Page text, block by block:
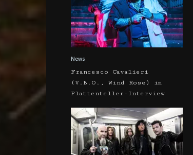
News
Francesco Cavalieri
(V.B.O., Wind Rose) im
Plattenteller-Interview